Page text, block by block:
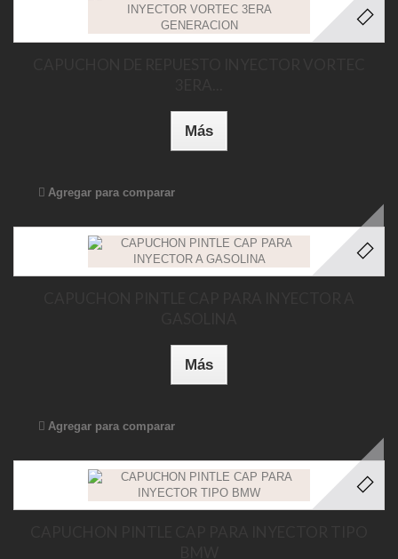
Más
Agregar para comparar
Más
Agregar para comparar